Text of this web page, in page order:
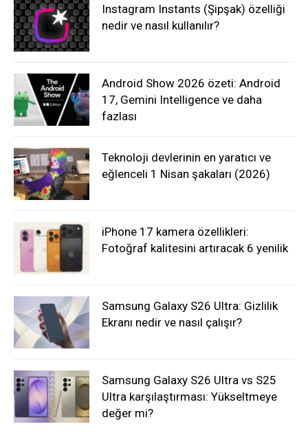
Instagram Instants (Şipşak) özelliği
nedir ve nasıl kullanılır?
Android Show 2026 özeti: Android
17, Gemini Intelligence ve daha
fazlası
Teknoloji devlerinin en yaratıcı ve
eğlenceli 1 Nisan şakaları (2026)
iPhone 17 kamera özellikleri:
Fotoğraf kalitesini artıracak 6 yenilik
Samsung Galaxy S26 Ultra: Gizlilik
Ekranı nedir ve nasıl çalışır?
Samsung Galaxy S26 Ultra vs S25
Ultra karşılaştırması: Yükseltmeye
değer mi?